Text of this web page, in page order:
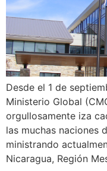
Desde el 1 de
Ministerio Global
orgullosamente iza
las muchas naciones
ministrando
Nicaragua, Región